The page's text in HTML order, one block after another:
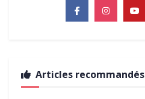
Articles recommandés